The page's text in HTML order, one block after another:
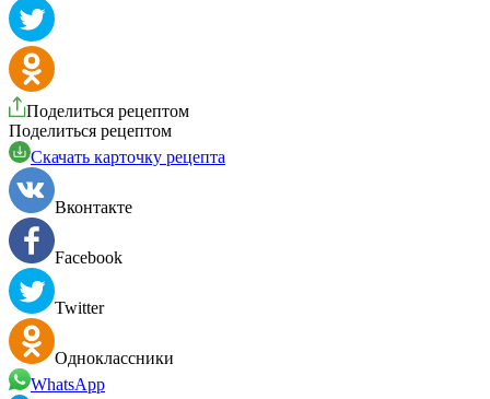
Поделиться рецептом
Поделиться рецептом
Cкачать карточку рецепта
Вконтакте
Facebook
Twitter
Одноклассники
WhatsApp